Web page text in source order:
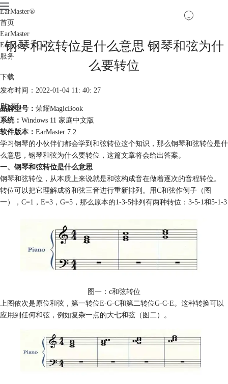
EarMaster®
首页
EarMaster
EarMaster Cloud
服务
下载
购买
钢琴和弦转位是什么意思 钢琴和弦为什
么要转位
发布时间：2022-01-04 11: 40: 27
品牌型号： 荣耀MagicBook
系统： Windows 11 家庭中文版
软件版本： EarMaster 7.2
学习钢琴的小伙伴们都会学到和弦转位这个知识，那么钢琴和弦转位是什
么意思，钢琴和弦为什么要转位，这篇文章将会给出答案。
一、钢琴和弦转位是什么意思
钢琴和弦转位，从本质上来说就是和弦构成音在做着逐次的音程转位。
转位可以把它理解成将和弦三音进行重新排列。用C和弦作例子（图
一），C=1，E=3，G=5，那么原本的1-3-5排列有两种转位：3-5-1和5-1-3
图一：c和弦转位
上图依次是原位和弦，第一转位E-G-C和第二转位G-C-E。这种转换可以
应用到任何和弦，例如复杂一点的大七和弦（图二）。